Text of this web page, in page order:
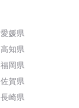
愛媛県
高知県
福岡県
佐賀県
長崎県